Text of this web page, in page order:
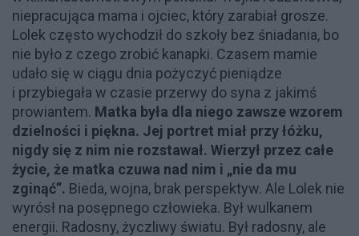
niepracująca mama i ojciec, który zarabiał grosze.
Lolek często wychodził do szkoły bez śniadania, bo
nie było z czego zrobić kanapki. Czasem mamie
udało się w ciągu dnia pożyczyć pieniądze
i przybiegała w czasie przerwy do syna z jakimś
prowiantem. Matka była dla niego zawsze wzorem
dzielności i piękna. Jej portret miał przy łóżku,
nigdy się z nim nie rozstawał. Wierzył przez całe
życie, że matka czuwa nad nim i „nie da mu
zginąć”. Bieda, wojna, brak perspektyw. Ale Lolek nie
wyrósł na posępnego człowieka. Był wulkanem
energii. Radosny, życzliwy światu. Był radosny, ale